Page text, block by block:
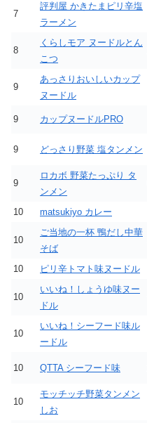
7
評判屋 かきたまピリ辛塩
ラーメン
8
くらしモア ヌードルとん
こつ
9
あっさりおいしいカップ
ヌードル
9 カップヌードルPRO
9 どっさり野菜 塩タンメン
9
ロカボ 野菜たっぷり タ
ンメン
10 matsukiyo カレー
10
ご当地の一杯 鴨だし中華
そば
10 ピリ辛トマト味ヌードル
10
いいね！しょうゆ味ヌー
ドル
10
いいね！シーフード味ル
ードル
10 QTTA シーフード味
10
モッチッチ野菜タンメン
しお